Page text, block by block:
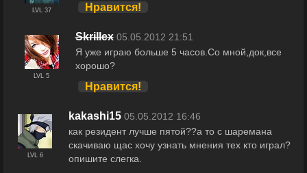
LVL 37 Нравится!
LVL 5
SkriIlex 05.05.2012 21:51
Я уже играю больше 5 часов.Со мной,док,все
хорошо?
Нравится!
LVL 6
kakashi15 05.05.2012 16:46
как резидент лучше пятой??а то с шаремана
скачиваю щас хочу узнать мнения тех кто играл?
опишите слегка.